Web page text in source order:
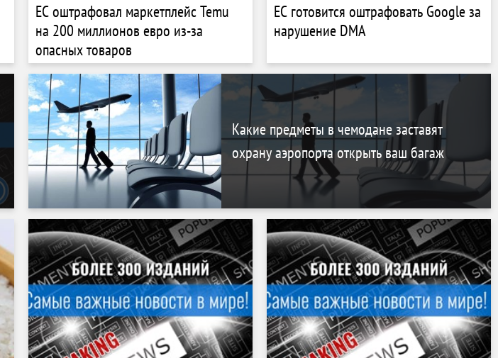
ЕС оштрафовал маркетплейс Temu
на 200 миллионов евро из-за
опасных товаров
ЕС готовится оштрафовать Google за
нарушение DMA
Какие предметы в чемодане заставят
охрану аэропорта открыть ваш багаж